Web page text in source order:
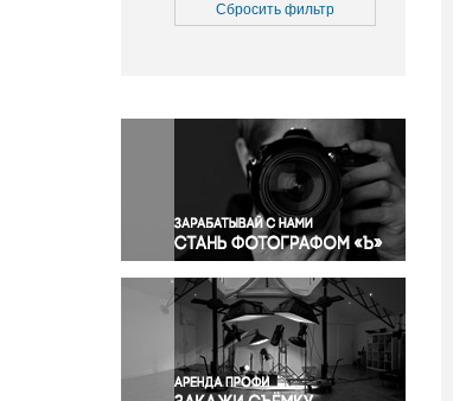
Медицина
Окружающая среда
Политика
Правосудие
Происшествия и конфликты
Религия
Светская жизнь
Спорт
Экология
Экономика и бизнес
Сбросить фильтр